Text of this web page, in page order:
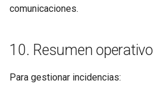
comunicaciones.
10. Resumen operativo
Para gestionar incidencias: